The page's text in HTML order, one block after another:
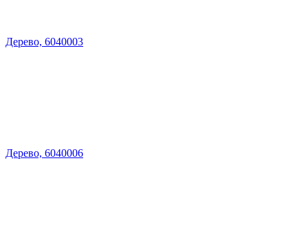
Дерево, 6040003
Дерево, 6040006